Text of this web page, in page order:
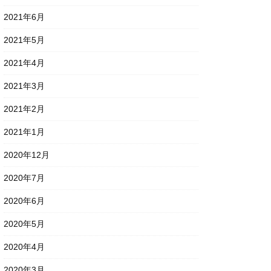
2021年6月
2021年5月
2021年4月
2021年3月
2021年2月
2021年1月
2020年12月
2020年7月
2020年6月
2020年5月
2020年4月